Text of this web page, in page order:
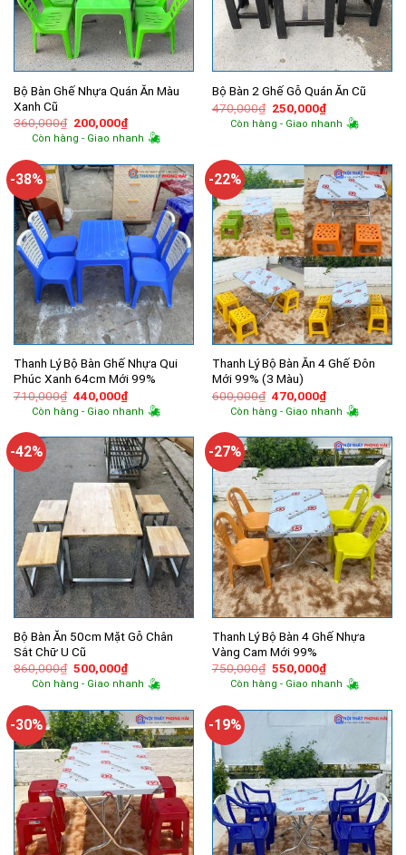
Bộ Bàn Ghế Nhựa Quán Ăn Màu
Xanh Cũ
360,000₫ Giá
gốc
là:
200,000₫Giá
hiện
tại
200,000₫.
Còn hàng - Giao nhanh
Bộ Bàn 2 Ghế Gỗ Quán Ăn Cũ
470,000₫ Giá
gốc
là:
250,000₫Giá
hiện
tại
Còn hàng - Giao nhanh
-38%
Thanh Lý Bộ Bàn Ghế Nhựa Qui
Phúc Xanh 64cm Mới 99%
710,000₫ Giá
gốc
là:
440,000₫Giá
hiện
tại
440,000₫.
Còn hàng - Giao nhanh
-22%
Thanh Lý Bộ Bàn Ăn 4 Ghế Đôn
Mới 99% (3 Màu)
600,000₫ Giá
gốc
là:
470,000₫Giá
hiện
tại
470,000₫.
Còn hàng - Giao nhanh
-42%
Bộ Bàn Ăn 50cm Mặt Gỗ Chân
Sắt Chữ U Cũ
860,000₫ Giá
gốc
là:
500,000₫Giá
hiện
tại
500,000₫.
Còn hàng - Giao nhanh
-27%
Thanh Lý Bộ Bàn 4 Ghế Nhựa
Vàng Cam Mới 99%
750,000₫ Giá
gốc
là:
550,000₫Giá
hiện
tại
550,000₫.
Còn hàng - Giao nhanh
-30% -19%